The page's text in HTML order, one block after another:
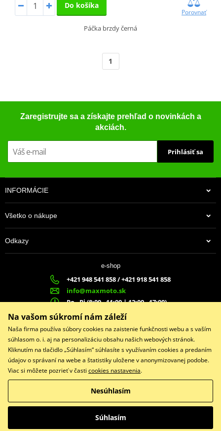
Do košíka
Porovnať
Páčka brzdy černá
1
Zaregistrujte sa a získajte prehľad o novinkách a
akciách.
Prihlásiť sa
INFORMÁCIE
Všetko o nákupe
Odkazy
e-shop
+421 948 541 858 / +421 918 541 858
info@maxmoto.sk
Po - Pi (8:00 - 11:00 | 12:00 - 17:00)
MAX
MOTO s.r.o.
Slovenských dobrovoľníkov 1439
022 01 Čadca
Facebook
Copyright © 2026 www.maxmotoshop.sk
Všetky práva vyhradené
Prepnúť na klasickú verziu
Na vašom súkromí nám záleží
Naša firma používa súbory cookies na zaistenie funkčnosti webu a s vaším
súhlasom o. i. aj na personalizáciu obsahu našich webových stránok.
Kliknutím na tlačidlo „Súhlasím“ súhlasíte s využívaním cookies a predaním
údajov o správaní na webe a štatistiky uložene v anonymizovanej podobe.
Viac si môžete pozrieť v časti cookies nastavenia.
Nesúhlasím
Súhlasím